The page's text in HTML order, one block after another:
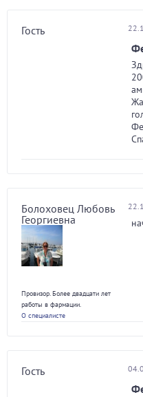
Гость
Болоховец Любовь
Георгиевна
Провизор. Более двадцати лет
работы в фармации.
О специалисте
Гость